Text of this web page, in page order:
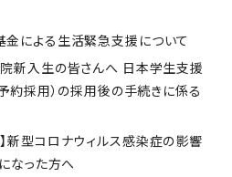
による生活緊急支援について
新入生の皆さんへ 日本学生支援
約採用）の採用後の手続きに係る
型コロナウィルス感染症の影響
なった方へ